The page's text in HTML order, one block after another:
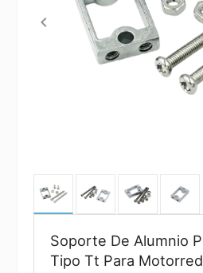
Soporte De Alumnio
Tipo Tt Para